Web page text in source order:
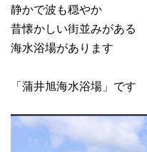
静かで波も穏やか
昔懐かしい街並みがある
海水浴場があります
「蒲井旭海水浴場」です